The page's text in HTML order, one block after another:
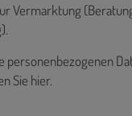
Vermarktung
personenbezogenen
Sie hier.